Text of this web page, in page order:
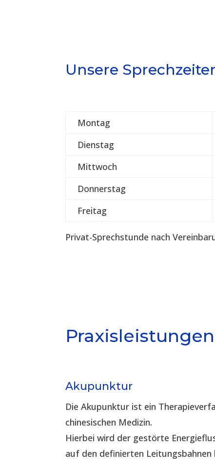
Unsere
Montag
Dienstag
Mittwoch
Donnerstag
Freitag
Privat-Sprechstunde nach
Praxisleistungen
Akupunktur
Die Akupunktur ist ein
chinesischen Medizin.
Hierbei wird der gestörte
auf den definierten Leitungsbahnen